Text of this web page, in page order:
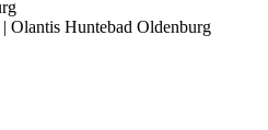
| Olantis Huntebad Oldenburg